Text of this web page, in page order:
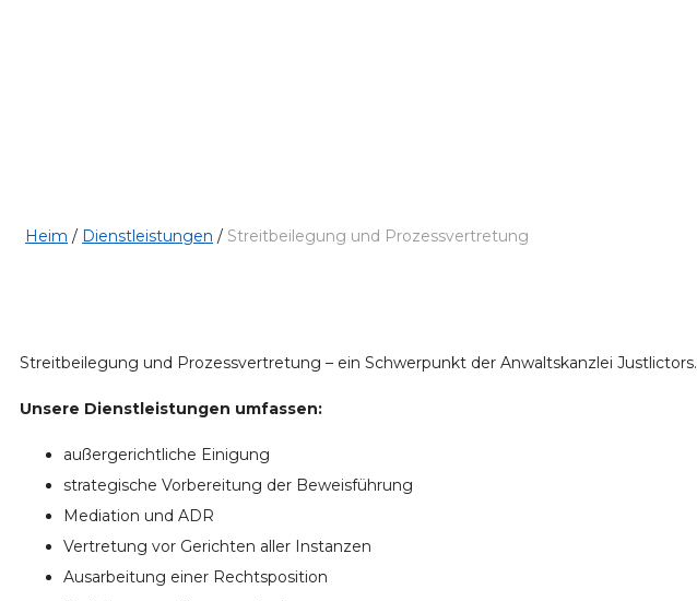
Heim / Dienstleistungen / Streitbeilegung und Prozessvertretung
Streitbeilegung und Prozessvertretung – ein Schwerpunkt der Anwaltskanzlei Justlictors.
Unsere Dienstleistungen umfassen:
außergerichtliche Einigung
strategische Vorbereitung der Beweisführung
Mediation und ADR
Vertretung vor Gerichten aller Instanzen
Ausarbeitung einer Rechtsposition